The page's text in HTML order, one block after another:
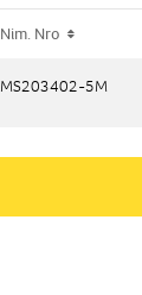
Nim. Nro
MS203402-5M
Nim. Nro
MS203402-5M